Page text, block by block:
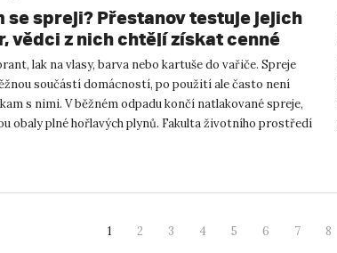
se spreji? Přestanov testuje jejich
vědci z nich chtějí získat cenné
lak na vlasy, barva nebo kartuše do vařiče. Spreje
součástí domácností, po použití ale často není
s nimi. V běžném odpadu končí natlakované spreje,
obaly plné hořlavých plynů. Fakulta životního prostředí
1 2 3 4 5 6 7 8